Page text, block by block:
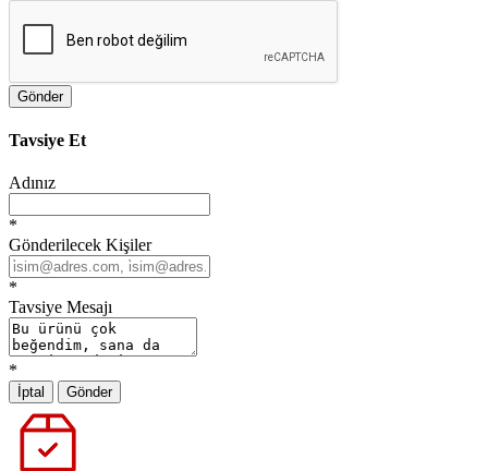
Gönder
Tavsiye Et
Adınız
*
Gönderilecek Kişiler
*
Tavsiye Mesajı
*
İptal Gönder